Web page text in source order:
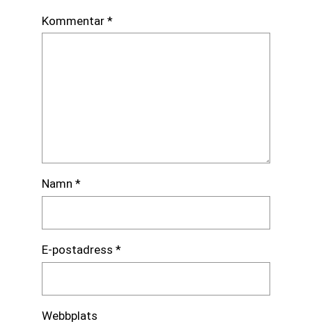
Kommentar *
Namn *
E-postadress *
Webbplats